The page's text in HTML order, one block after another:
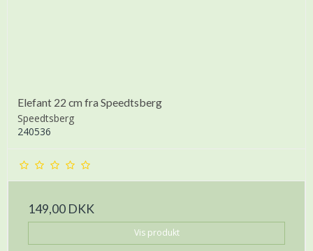
Elefant 22 cm fra Speedtsberg
Speedtsberg
240536
149,00 DKK
Vis produkt